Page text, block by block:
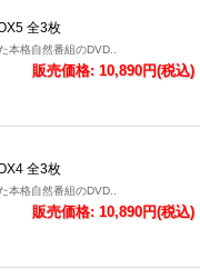
全3枚
本格自然番組のDVD..
販売価格: 10,890円(税込)
全3枚
本格自然番組のDVD..
販売価格: 10,890円(税込)